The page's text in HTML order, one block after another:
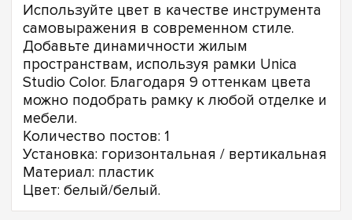
Используйте цвет в качестве инструмента
самовыражения в современном стиле.
Добавьте динамичности жилым
пространствам, используя рамки Unica
Studio Color. Благодаря 9 оттенкам цвета
можно подобрать рамку к любой отделке и
мебели.
Количество постов: 1
Установка: горизонтальная / вертикальная
Материал: пластик
Цвет: белый/белый.